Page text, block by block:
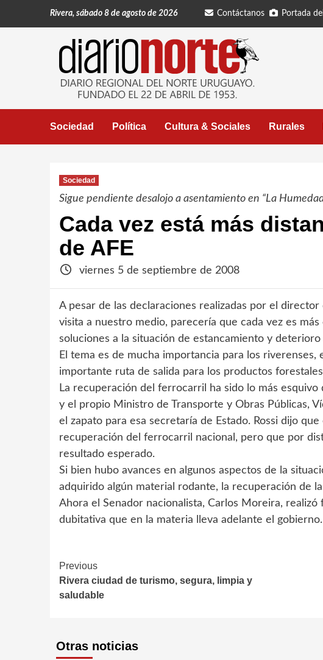
Rivera, sábado 8 de agosto de 2026 Contáctanos Portada
Sociedad Política Cultura & Sociales Rurales
Sociedad
Sigue pendiente desalojo a asentamiento en “La
Cada vez está más
de AFE
viernes 5 de septiembre de 2008
A pesar de las declaraciones realizadas por el
visita a nuestro medio, parecería que cada vez es
soluciones a la situación de estancamiento y
El tema es de mucha importancia para los
importante ruta de salida para los productos
La recuperación del ferrocarril ha sido lo más
y el propio Ministro de Transporte y Obras Públicas,
el zapato para esa secretaría de Estado. Rossi dijo
recuperación del ferrocarril nacional, pero que por
resultado esperado.
Si bien hubo avances en algunos aspectos de la
adquirido algún material rodante, la recuperación de
Ahora el Senador nacionalista, Carlos Moreira,
dubitativa que en la materia lleva adelante el gobierno.
Continue
Reading
Previous
Rivera ciudad de turismo, segura, limpia y
saludable
Otras noticias